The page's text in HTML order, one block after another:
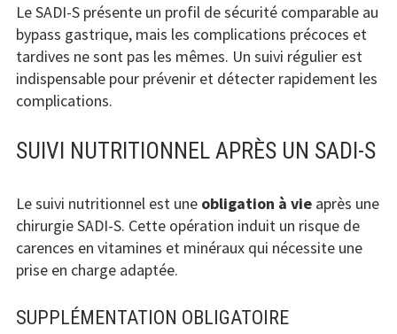
Le SADI-S présente un profil de sécurité comparable au
bypass gastrique, mais les complications précoces et
tardives ne sont pas les mêmes. Un suivi régulier est
indispensable pour prévenir et détecter rapidement les
complications.
SUIVI NUTRITIONNEL APRÈS UN SADI-S
Le suivi nutritionnel est une obligation à vieaprès une
chirurgie SADI-S. Cette opération induit un risque de
carences en vitamines et minéraux qui nécessite une
prise en charge adaptée.
SUPPLÉMENTATION OBLIGATOIRE